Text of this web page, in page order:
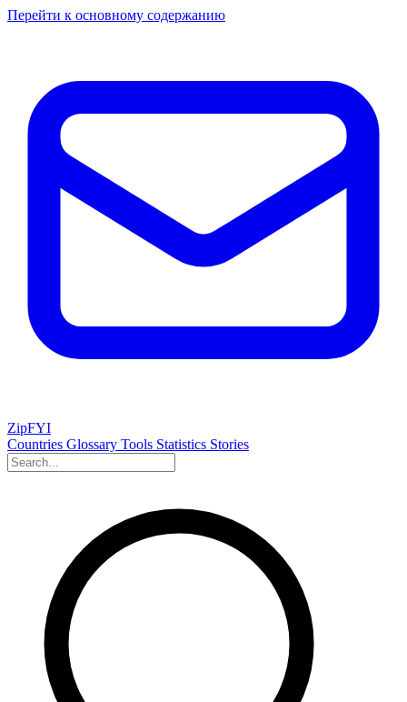
Перейти к основному содержанию
ZipFYI
Countries Glossary Tools Statistics Stories